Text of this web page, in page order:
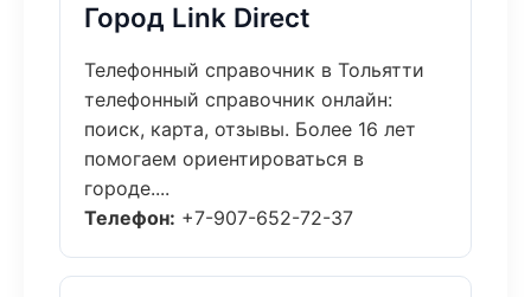
Город Link Direct
Телефонный справочник в Тольятти
телефонный справочник онлайн:
поиск, карта, отзывы. Более 16 лет
помогаем ориентироваться в
городе....
Телефон: +7-907-652-72-37